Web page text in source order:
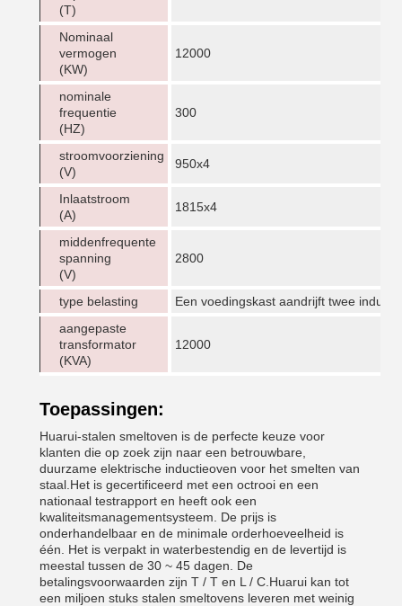
(T)
Nominaal
vermogen
(KW)
12000
nominale
frequentie
(HZ)
300
stroomvoorziening
(V)
950x4
Inlaatstroom
(A)
1815x4
middenfrequente
spanning
(V)
2800
type belasting
Een voedingskast aandrijft twee
aangepaste
transformator
(KVA)
12000
Toepassingen:
Huarui-stalen smeltoven is de perfecte keuze voor
klanten die op zoek zijn naar een betrouwbare,
duurzame elektrische inductieoven voor het smelten van
staal.Het is gecertificeerd met een octrooi en een
nationaal testrapport en heeft ook een
kwaliteitsmanagementsysteem. De prijs is
onderhandelbaar en de minimale orderhoeveelheid is
één. Het is verpakt in waterbestendig en de levertijd is
meestal tussen de 30 ~ 45 dagen. De
betalingsvoorwaarden zijn T / T en L / C.Huarui kan tot
een miljoen stuks stalen smeltovens leveren met weinig